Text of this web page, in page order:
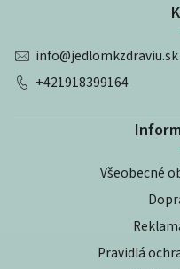
info@jedlomkzdraviu.sk
+421918399164
Všeobecné
Pravidlá